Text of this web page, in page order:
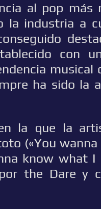
al pop más
la industria a
con
musical
ha sido la
la que la
(«You
know what
the Dare y